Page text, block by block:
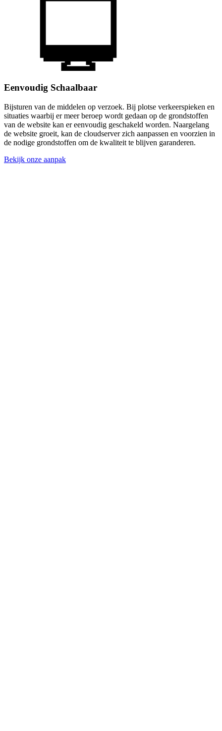
Eenvoudig Schaalbaar
Bijsturen van de middelen op verzoek. Bij plotse verkeerspieken en
situaties waarbij er meer beroep wordt gedaan op de grondstoffen
van de website kan er eenvoudig geschakeld worden. Naargelang
de website groeit, kan de cloudserver zich aanpassen en voorzien in
de nodige grondstoffen om de kwaliteit te blijven garanderen.
Bekijk onze aanpak